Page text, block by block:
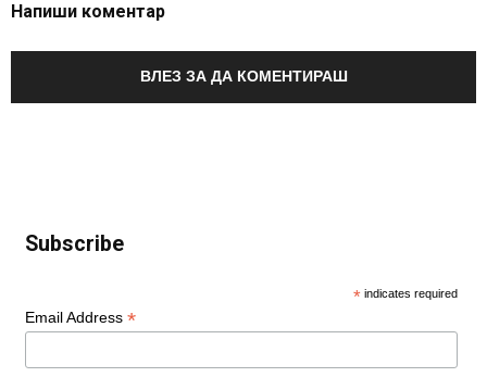
Напиши коментар
ВЛЕЗ ЗА ДА КОМЕНТИРАШ
Subscribe
* indicates required
Email Address *